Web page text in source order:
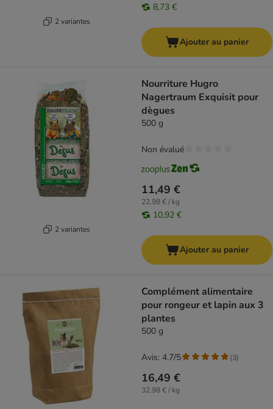
2 variantes
8,73 €
Ajouter au panier
2 variantes
Nourriture Hugro
Nagertraum Exquisit pour
dègues
500 g
11,49 €
22,98 € / kg
10,92 €
Non évalué
Ajouter au panier
Complément alimentaire
pour rongeur et lapin aux 3
plantes
500 g
16,49 €
32,98 € / kg
Avis: 4.7/5 (3)